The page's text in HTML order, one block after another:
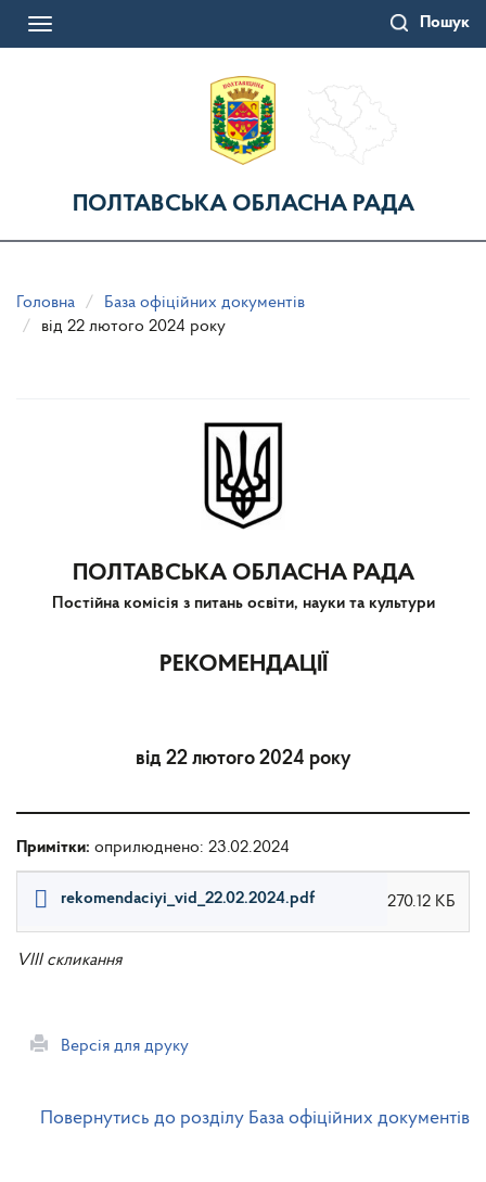
Пошук
Toggle
ПОЛТАВСЬКА ОБЛАСНА РАДА
Головна
База офіційних документів
від 22 лютого 2024 року
ПОЛТАВСЬКА ОБЛАСНА РАДА
Постійна комісія з питань освіти, науки та культури
РЕКОМЕНДАЦІЇ
від 22 лютого 2024 року
Примітки: оприлюднено: 23.02.2024
rekomendaciyi_vid_22.02.2024.pdf 270.12 КБ
VIII скликання
Версія для друку
Повернутись до розділу База офіційних документів